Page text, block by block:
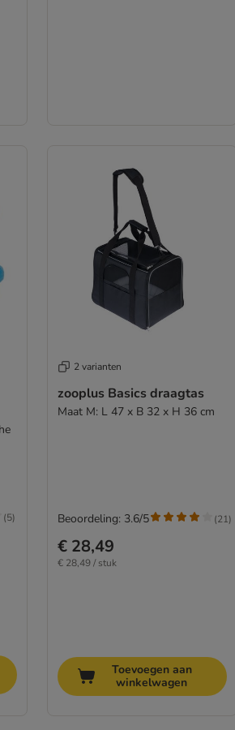
(5)
2 varianten
zooplus Basics draagtas
Maat M: L 47 x B 32 x H 36 cm
€ 28,49
€ 28,49 / stuk
Beoordeling: 3.6/5 (21)
Toevoegen aan
winkelwagen